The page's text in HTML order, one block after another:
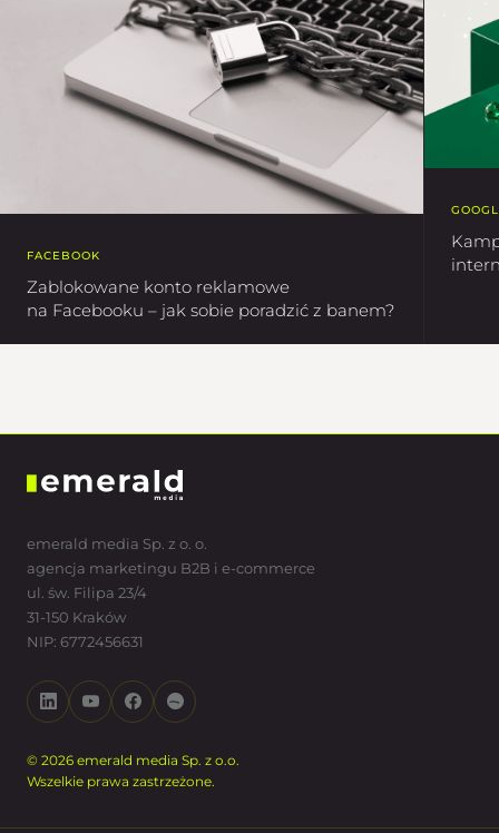
FACEBOOK
Zablokowane konto reklamowe
na Facebooku – jak sobie poradzić z banem?
emerald media Sp. z o. o.
agencja marketingu B2B i e-commerce
ul. św. Filipa 23/4
31-150 Kraków
NIP: 6772456631
© 2026 emerald media Sp. z o.o.
Wszelkie prawa zastrzeżone.